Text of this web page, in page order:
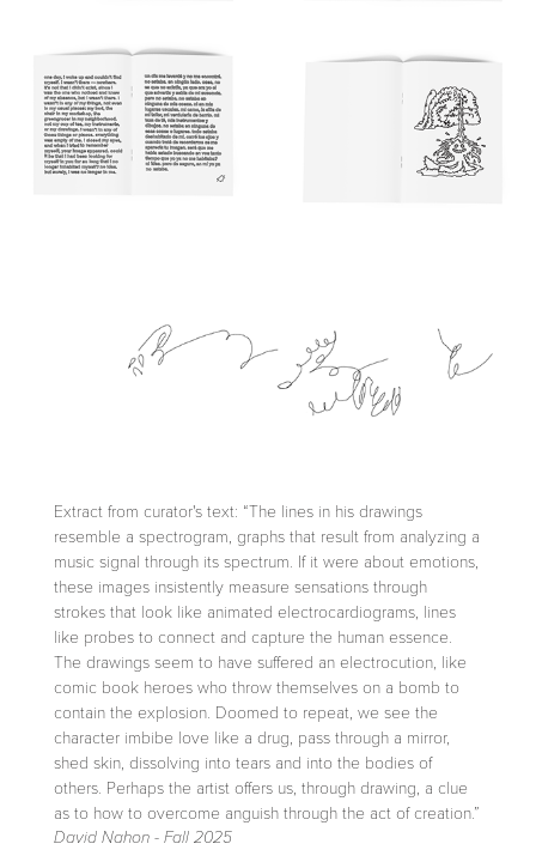
Extract from curator's text: “The lines in his drawings
resemble a spectrogram, graphs that result from analyzing a
music signal through its spectrum. If it were about emotions,
these images insistently measure sensations through
strokes that look like animated electrocardiograms, lines
like probes to connect and capture the human essence.
The drawings seem to have suffered an electrocution, like
comic book heroes who throw themselves on a bomb to
contain the explosion. Doomed to repeat, we see the
character imbibe love like a drug, pass through a mirror,
shed skin, dissolving into tears and into the bodies of
others. Perhaps the artist offers us, through drawing, a clue
as to how to overcome anguish through the act of creation.”
David Nahon - Fall 2025